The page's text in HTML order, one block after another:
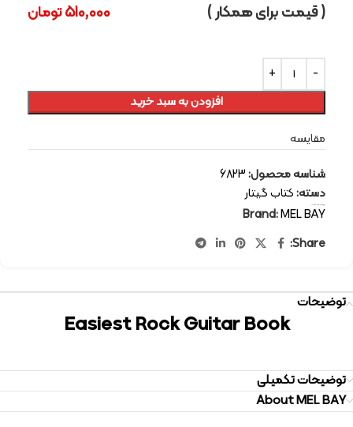
( قیمت برای همکار ) 510,000تومان
افزودن به سبد خرید
مقایسه
شناسه محصول:6823
دسته:کتاب گیتار
برچسب:کتاب گیتار
Brand:MEL BAY
Share:
توضیحات
Easiest Rock Guitar Book
توضیحات تکمیلی
About MEL BAY